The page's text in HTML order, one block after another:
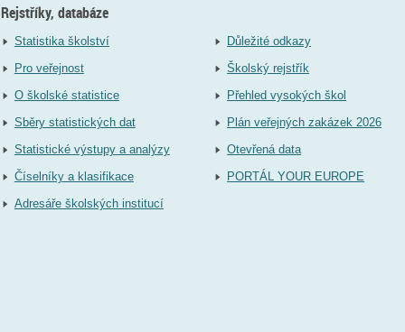
Rejstříky, databáze
Statistika školství
Pro veřejnost
O školské statistice
Sběry statistických dat
Statistické výstupy a analýzy
Číselníky a klasifikace
Adresáře školských institucí
Důležité odkazy
Školský rejstřík
Přehled vysokých škol
Plán veřejných zakázek 2026
Otevřená data
PORTÁL YOUR EUROPE